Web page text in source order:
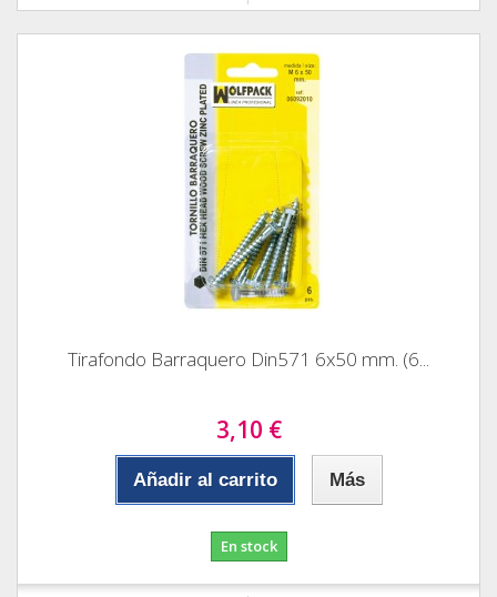
Tirafondo Barraquero Din571 6x50 mm. (6...
3,10 €
Añadir al carrito Más
En stock